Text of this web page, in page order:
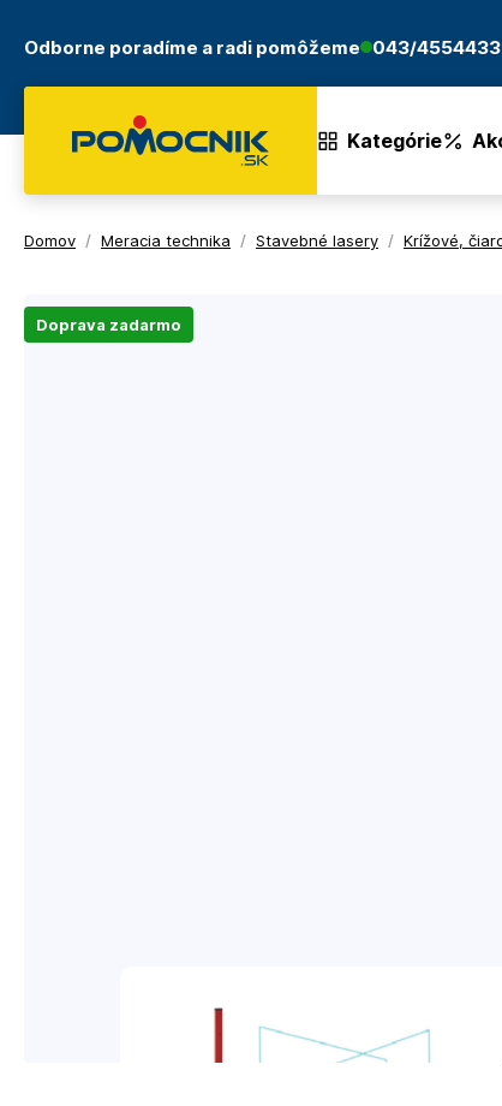
Odborne poradíme a radi pomôžeme 043/4554433
Kategórie
Domov / Meracia technika / Stavebné lasery / Krížové,
Doprava zadarmo